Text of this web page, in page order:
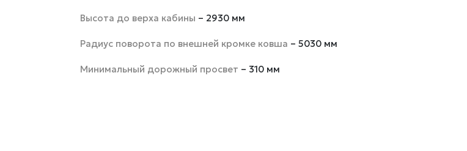
Высота до верха кабины – 2930 мм
Радиус поворота по внешней кромке ковша – 5030 мм
Минимальный дорожный просвет – 310 мм